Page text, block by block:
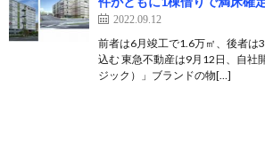
2022.09.12
前者は6月竣工で1.6万㎡、後者は
込む 東急不動産は9月12日、自社
ジック）」ブランドの物[…]